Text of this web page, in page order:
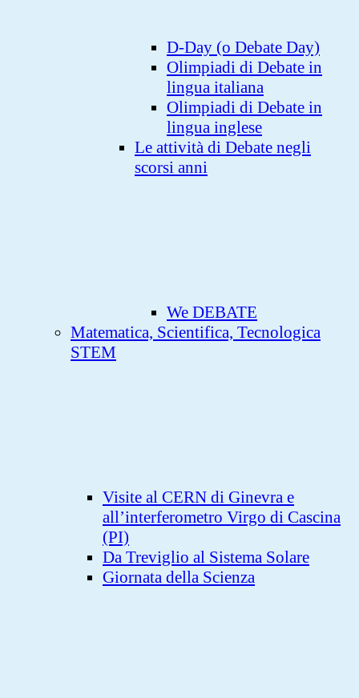
D-Day (o Debate Day)
Olimpiadi di Debate in
lingua italiana
Olimpiadi di Debate in
lingua inglese
Le attività di Debate negli
scorsi anni
We DEBATE
Matematica, Scientifica, Tecnologica
STEM
Visite al CERN di Ginevra e
all’interferometro Virgo di Cascina
(PI)
Da Treviglio al Sistema Solare
Giornata della Scienza